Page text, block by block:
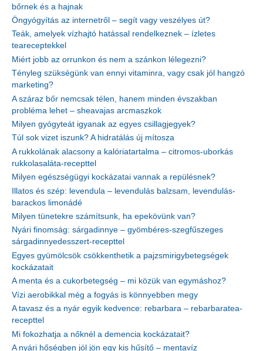
bőrnek és a hajnak
Öngyógyítás az internetről – segít vagy veszélyes út?
Teák, amelyek vízhajtó hatással rendelkeznek – ízletes
teareceptekkel
Miért jobb az orrunkon és nem a szánkon lélegezni?
Tényleg szükségünk van ennyi vitaminra, vagy csak jól hangzó
marketing?
A száraz bőr nemcsak télen, hanem minden évszakban
probléma lehet – sheavajas arcmaszkok
Milyen gyógyteát igyanak az egyes csillagjegyek?
Túl sok vizet iszunk? A hidratálás új mítosza
A rukkolának alacsony a kalóriatartalma – citromos-uborkás
rukkolasaláta-recepttel
Milyen egészségügyi kockázatai vannak a repülésnek?
Illatos és szép: levendula – levendulás balzsam, levendulás-
barackos limonádé
Milyen tünetekre számítsunk, ha epekövünk van?
Nyári finomság: sárgadinnye – gyömbéres-szegfűszeges
sárgadinnyedesszert-recepttel
Egyes gyümölcsök csökkenthetik a pajzsmirigybetegségek
kockázatait
A menta és a cukorbetegség – mi közük van egymáshoz?
Vízi aerobikkal még a fogyás is könnyebben megy
A tavasz és a nyár egyik kedvence: rebarbara – rebarbaratea-
recepttel
Mi fokozhatja a nőknél a demencia kockázatait?
A nyári hőségben jól jön egy kis hűsítő – mentavíz